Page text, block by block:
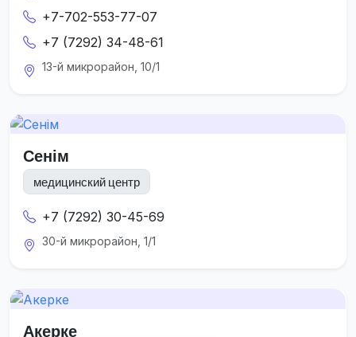
+7-702-553-77-07
+7 (7292) 34-48-61
13-й микрорайон, 10/1
Сенім
медицинский центр
+7 (7292) 30-45-69
30-й микрорайон, 1/1
Акерке